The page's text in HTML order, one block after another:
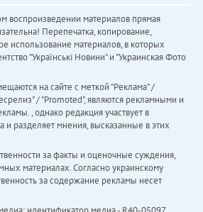
воспроизведении материалов прямая
Перепечатка, копирование,
использование материалов, в которых
"Українськi Новини" и "Украинская Фото
на сайте с меткой "Реклама" /
/ "Promoted", являются рекламными и
, однако редакция участвует в
и разделяет мнения, высказанные в этих
за факты и оценочные суждения,
материалах. Согласно украинскому
за содержание рекламы несет